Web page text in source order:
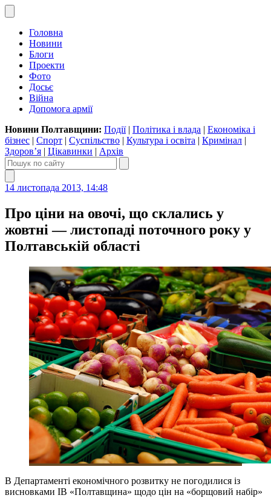
Головна
Новини
Блоги
Проекти
Фото
Досьє
Війна
Допомога армії
Новини Полтавщини: Події| Політика і влада | Економіка і
бізнес | Спорт | Суспільство | Культура і освіта | Кримінал |
Здоров’я | Цікавинки | Архів
14 листопада 2013, 14:48
Про ціни на овочі, що склались у
жовтні — листопаді поточного року у
Полтавській області
В Департаменті економічного розвитку не погодилися із
висновками ІВ «Полтавщина» щодо цін на «борщовий набір»